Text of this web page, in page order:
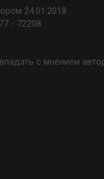
24.01.2018
- 72208
с мнением